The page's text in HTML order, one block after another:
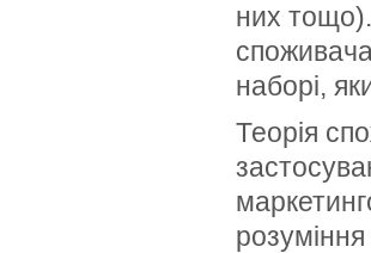
них тощо).
наборі,
Теорія